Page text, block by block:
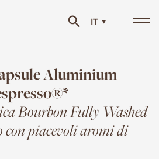
IT
Aluminium
Bourbon Fully Washed
con piacevoli aromi di